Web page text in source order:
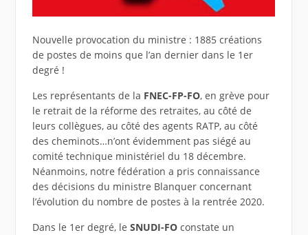
Nouvelle provocation du ministre : 1885 créations
de postes de moins que l’an dernier dans le 1er
degré !
Les représentants de la FNEC-FP-FO, en grève pour
le retrait de la réforme des retraites, au côté de
leurs collègues, au côté des agents RATP, au côté
des cheminots…n’ont évidemment pas siégé au
comité technique ministériel du 18 décembre.
Néanmoins, notre fédération a pris connaissance
des décisions du ministre Blanquer concernant
l’évolution du nombre de postes à la rentrée 2020.
Dans le 1er degré, le SNUDI-FOconstate un